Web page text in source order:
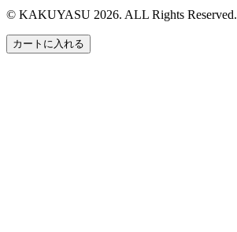
© KAKUYASU 2026. ALL Rights Reserved.
カートに入れる